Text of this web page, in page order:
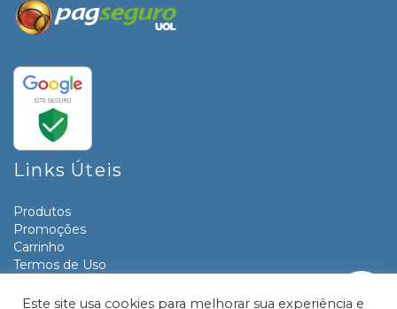
Links Úteis
Produtos
Promoções
Carrinho
Termos de Uso
Contato
Este site usa cookies para melhorar sua experiência e